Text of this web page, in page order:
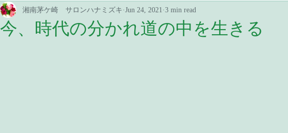
今、時代の分かれ道の中を生きる
湘南茅ケ崎 サロンハナミズキ Jun 24, 2021 3 min read